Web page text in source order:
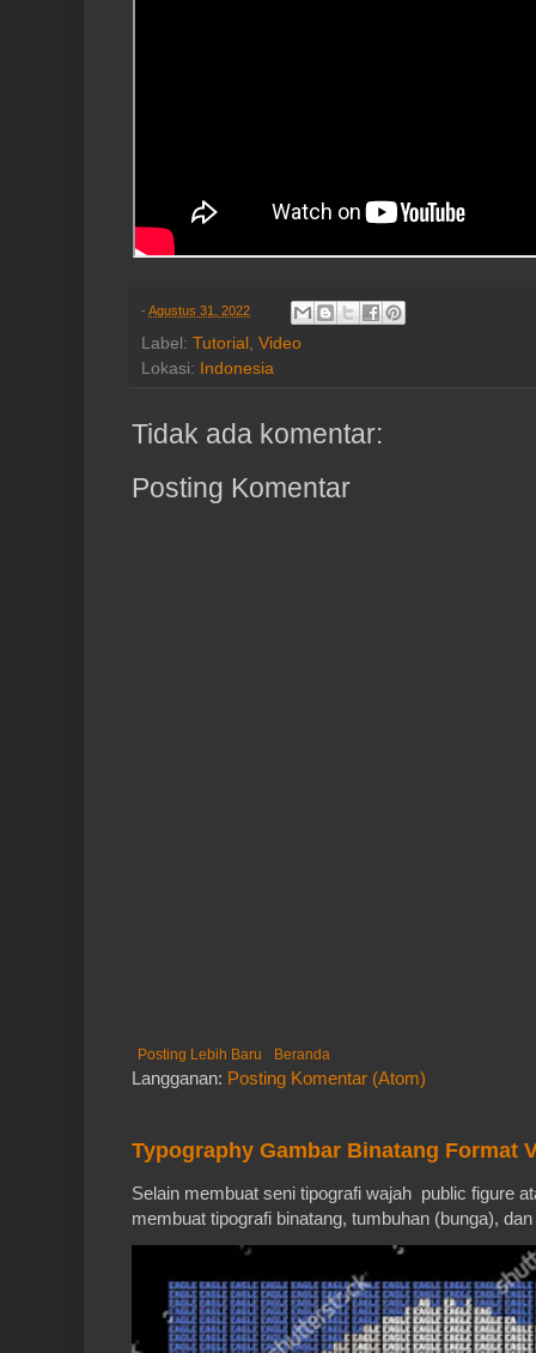
- Agustus 31, 2022
Label: Tutorial Video
Lokasi: Indonesia
Tidak ada komentar:
Posting Komentar
Posting Lebih Baru Beranda
Langganan: Posting Komentar (Atom)
Typography Gambar Binatang Format
Selain membuat seni tipografi wajah public figure
membuat tipografi binatang, tumbuhan (bunga),